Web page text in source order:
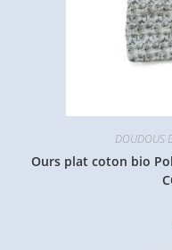
DOUDOUS
Ours plat coton bio